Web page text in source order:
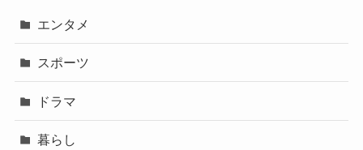
エンタメ
スポーツ
ドラマ
暮らし